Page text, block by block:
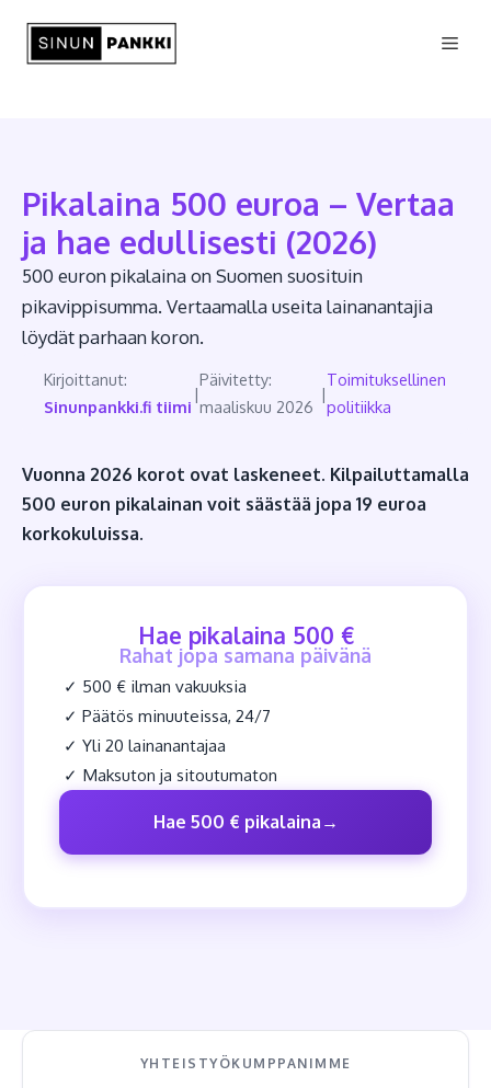
sisältöön
Pikalaina 500 euroa – Vertaa
ja hae edullisesti (2026)
500 euron pikalaina on Suomen suosituin
pikavippisumma. Vertaamalla useita lainanantajia
löydät parhaan koron.
Kirjoittanut:
Sinunpankki.fi tiimi
|
Päivitetty:
maaliskuu 2026
|
Toimituksellinen
politiikka
Vuonna 2026 korot ovat laskeneet. Kilpailuttamalla
500 euron pikalainan voit säästää jopa 19 euroa
korkokuluissa.
Hae pikalaina 500 €
Rahat jopa samana päivänä
✓ 500 € ilman vakuuksia
✓ Päätös minuuteissa, 24/7
✓ Yli 20 lainanantajaa
✓ Maksuton ja sitoutumaton
Hae 500 € pikalaina
YHTEISTYÖKUMPPANIMME